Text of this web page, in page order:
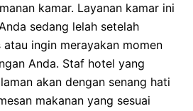
kamar. Layanan kamar ini
sedang lelah setelah
ingin merayakan momen
Anda. Staf hotel yang
akan dengan senang hati
makanan yang sesuai